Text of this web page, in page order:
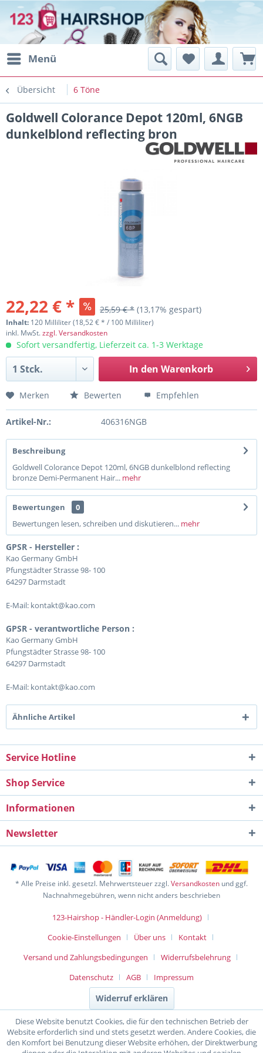
Menü
Übersicht 6 Töne
Goldwell Colorance Depot 120ml, 6NGB
dunkelblond reflecting bron
22,22 € * 25,59 € * (13,17% gespart)
Inhalt: 120 Milliliter (18,52 € * / 100 Milliliter)
inkl. MwSt.zzgl. Versandkosten
Sofort versandfertig, Lieferzeit ca. 1-3 Werktage
In den Warenkorb
Merken Bewerten Empfehlen
Artikel-Nr.: 406316NGB
Beschreibung
Goldwell Colorance Depot 120ml, 6NGB dunkelblond reflecting
bronze Demi-Permanent Hair... mehr
Bewertungen
0
Bewertungen lesen, schreiben und diskutieren... mehr
GPSR - Hersteller :
Kao Germany GmbH
Pfungstädter Strasse 98- 100
64297 Darmstadt
E-Mail: kontakt@kao.com
GPSR - verantwortliche Person :
Kao Germany GmbH
Pfungstädter Strasse 98- 100
64297 Darmstadt
E-Mail: kontakt@kao.com
Ähnliche Artikel
Service Hotline
Shop Service
Informationen
Newsletter
* Alle Preise inkl. gesetzl. Mehrwertsteuer zzgl.Versandkosten und ggf.
Nachnahmegebühren, wenn nicht anders beschrieben
123-Hairshop - Händler-Login (Anmeldung)
Cookie-Einstellungen
Über uns
Kontakt
Versand und Zahlungsbedingungen
Widerrufsbelehrung
Datenschutz
AGB Impressum
Widerruf erklären
Diese Website benutzt Cookies, die für den technischen Betrieb der
Website erforderlich sind und stets gesetzt werden. Andere Cookies, die
den Komfort bei Benutzung dieser Website erhöhen, der Direktwerbung